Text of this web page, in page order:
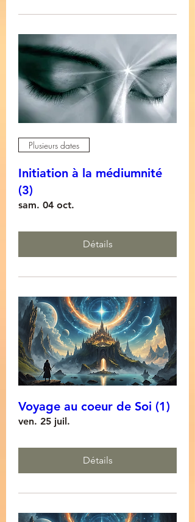
Plusieurs dates
Initiation à la médiumnité
(3)
sam. 04 oct.
Détails
Voyage au coeur de Soi (1)
ven. 25 juil.
Détails